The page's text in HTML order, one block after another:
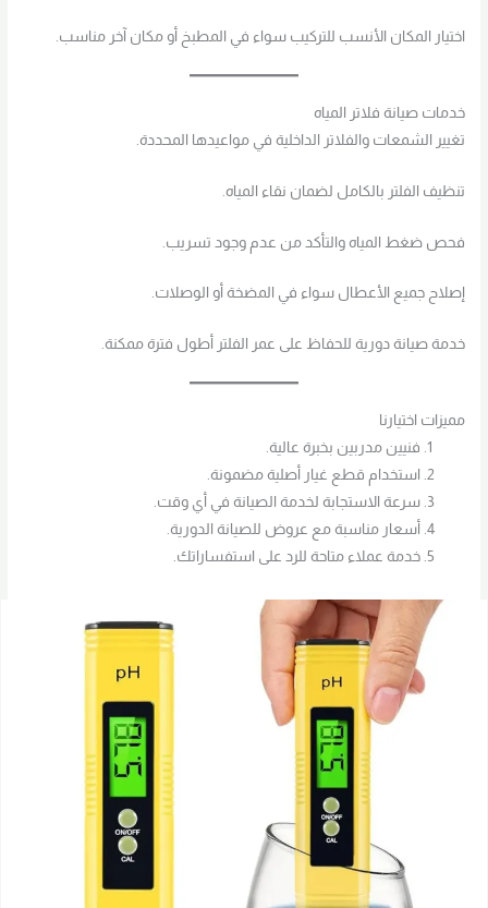
اختيار المكان الأنسب للتركيب سواء في المطبخ أو مكان آخر مناسب.
خدمات صيانة فلاتر المياه
تغيير الشمعات والفلاتر الداخلية في مواعيدها المحددة.
تنظيف الفلتر بالكامل لضمان نقاء المياه.
فحص ضغط المياه والتأكد من عدم وجود تسريب.
إصلاح جميع الأعطال سواء في المضخة أو الوصلات.
خدمة صيانة دورية للحفاظ على عمر الفلتر أطول فترة ممكنة.
مميزات اختيارنا
فنيين مدربين بخبرة عالية.
استخدام قطع غيار أصلية مضمونة.
سرعة الاستجابة لخدمة الصيانة في أي وقت.
أسعار مناسبة مع عروض للصيانة الدورية.
خدمة عملاء متاحة للرد على استفساراتك.